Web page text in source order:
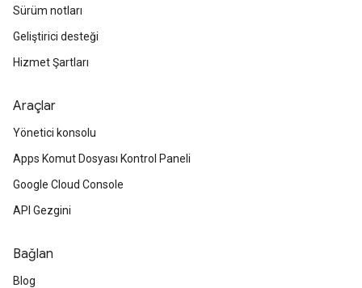
Sürüm notları
Geliştirici desteği
Hizmet Şartları
Araçlar
Yönetici konsolu
Apps Komut Dosyası Kontrol Paneli
Google Cloud Console
API Gezgini
Bağlan
Blog